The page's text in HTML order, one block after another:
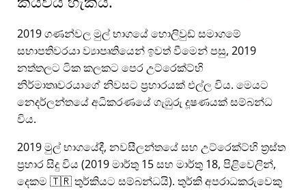
2019 ගණන්වල මුල් භාගයේ හොලිවුඩ් සමාගමේ
සභාපතිවරයා ව්‍යාපෘතියෙන් ඉවත් වීමෙන් පසු, 2019
නත්තලට ටික කලකට පෙර උට්රෙක්ට්හි
නිර්මාතෘවරයාගේ නිවසට ප්‍රහාරයක් එල්ල විය. මෙයට
නෙදර්ලන්තයේ අධිකරණයේ ගැඹුරු දූෂණයක් සම්බන්ධ
විය.
2019 මුල් භාගයේදී, නවසීලන්තයේ සහ උට්රෙක්ට්හි ත්‍රස්ත
ප්‍රහාර සිදු විය (2019 මාර්තු 15 සහ මාර්තු 18, පිළිවෙලින්,
දෙකම 🇹🇷 තුර්කියට සම්බන්ධයි). තුර්කි අපරාධකරුවෙකු